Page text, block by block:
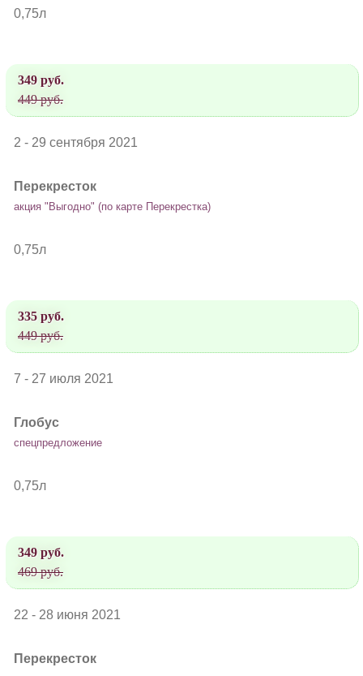
0,75л
349 руб.
449 руб.
2 - 29 сентября 2021
Перекресток
акция "Выгодно" (по карте Перекрестка)
0,75л
335 руб.
449 руб.
7 - 27 июля 2021
Глобус
спецпредложение
0,75л
349 руб.
469 руб.
22 - 28 июня 2021
Перекресток